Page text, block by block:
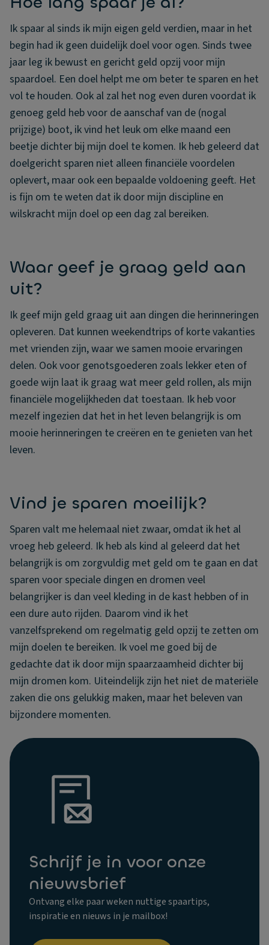
Ik spaar al sinds ik mijn eigen geld verdien, maar in het
begin had ik geen duidelijk doel voor ogen. Sinds twee
jaar leg ik bewust en gericht geld opzij voor mijn
spaardoel. Een doel helpt me om beter te sparen en het
vol te houden. Ook al zal het nog even duren voordat ik
genoeg geld heb voor de aanschaf van de (nogal
prijzige) boot, ik vind het leuk om elke maand een
beetje dichter bij mijn doel te komen. Ik heb geleerd dat
doelgericht sparen niet alleen financiële voordelen
oplevert, maar ook een bepaalde voldoening geeft. Het
is fijn om te weten dat ik door mijn discipline en
wilskracht mijn doel op een dag zal bereiken.
Waar geef je graag geld aan
uit?
Ik geef mijn geld graag uit aan dingen die herinneringen
opleveren. Dat kunnen weekendtrips of korte vakanties
met vrienden zijn, waar we samen mooie ervaringen
delen. Ook voor genotsgoederen zoals lekker eten of
goede wijn laat ik graag wat meer geld rollen, als mijn
financiële mogelijkheden dat toestaan. Ik heb voor
mezelf ingezien dat het in het leven belangrijk is om
mooie herinneringen te creëren en te genieten van het
leven.
Vind je sparen moeilijk?
Sparen valt me helemaal niet zwaar, omdat ik het al
vroeg heb geleerd. Ik heb als kind al geleerd dat het
belangrijk is om zorgvuldig met geld om te gaan en dat
sparen voor speciale dingen en dromen veel
belangrijker is dan veel kleding in de kast hebben of in
een dure auto rijden. Daarom vind ik het
vanzelfsprekend om regelmatig geld opzij te zetten om
mijn doelen te bereiken. Ik voel me goed bij de
gedachte dat ik door mijn spaarzaamheid dichter bij
mijn dromen kom. Uiteindelijk zijn het niet de materiële
zaken die ons gelukkig maken, maar het beleven van
bijzondere momenten.
Schrijf je in voor onze
nieuwsbrief
Ontvang elke paar weken nuttige spaartips,
inspiratie en nieuws in je mailbox!